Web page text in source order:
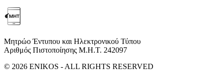
Μητρώο Έντυπου και Ηλεκτρονικού Τύπου
Αριθμός Πιστοποίησης Μ.Η.Τ. 242097
© 2026 ENIKOS - ALL RIGHTS RESERVED